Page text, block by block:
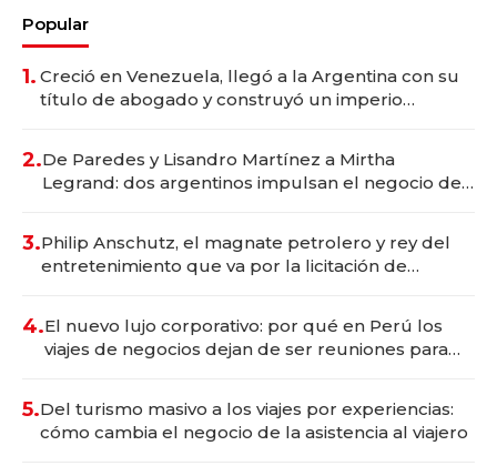
Popular
1. Creció en Venezuela, llegó a la Argentina con su
título de abogado y construyó un imperio
2.De Paredes y Lisandro Martínez a Mirtha
Legrand: dos argentinos impulsan el negocio del
3.Philip Anschutz, el magnate petrolero y rey del
entretenimiento que va por la licitación de
4.El nuevo lujo corporativo: por qué en Perú los
viajes de negocios dejan de ser reuniones para
5.Del turismo masivo a los viajes por experiencias:
cómo cambia el negocio de la asistencia al viajero